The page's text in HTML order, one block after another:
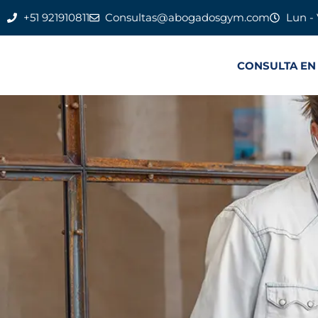
+51 921910811 Consultas@abogadosgym.com Lun -
CONSULTA